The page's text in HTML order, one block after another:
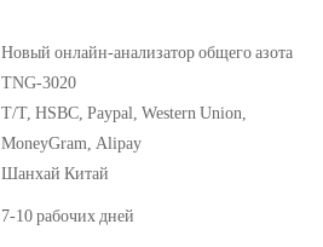
Новый онлайн-анализатор общего азота
TNG-3020
Т/Т, HSBC, Paypal, Western Union,
MoneyGram, Alipay
Шанхай Китай
7-10 рабочих дней